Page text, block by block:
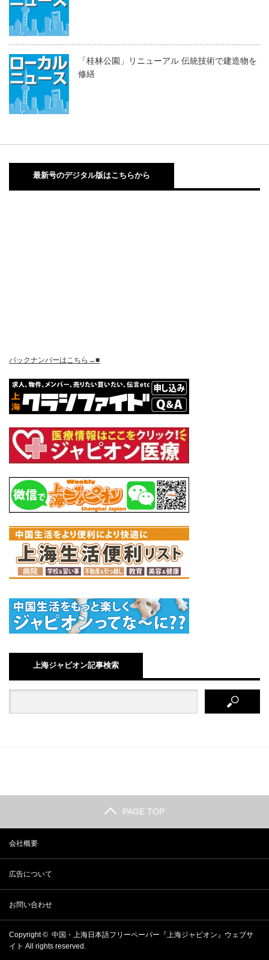
「桂林公園」リニューアル 伝統技術で建造物を
修繕
最新号のデジタル版はこちらから
バックナンバーはこちら→■
上海ジャピオン記事検索
PAGE TOP
会社概要
広告について
お問い合わせ
Copyright © 中国・上海日本語フリーペーパー『上海ジャピオン』ウェブサ
イト All rights reserved.